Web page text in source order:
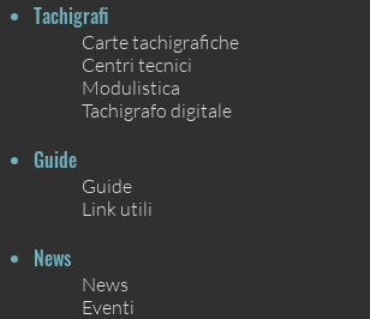
Tachigrafi
Carte tachigrafiche
Centri tecnici
Modulistica
Tachigrafo digitale
Guide
Guide
Link utili
News
News
Eventi